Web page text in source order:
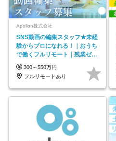
Apollon株式会社
SNS動画の編集スタッフ★未経
験からプロになれる！｜おうち
で働くフルリモート｜残業ゼロ
で18時退勤◎
300～550万円
フルリモートあり